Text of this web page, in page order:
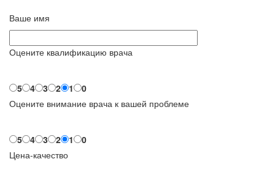
Ваше имя
Оцените квалификацию врача
5 4 3 2 1
0
Оцените внимание врача к вашей проблеме
5 4 3 2 1
0
Цена-качество